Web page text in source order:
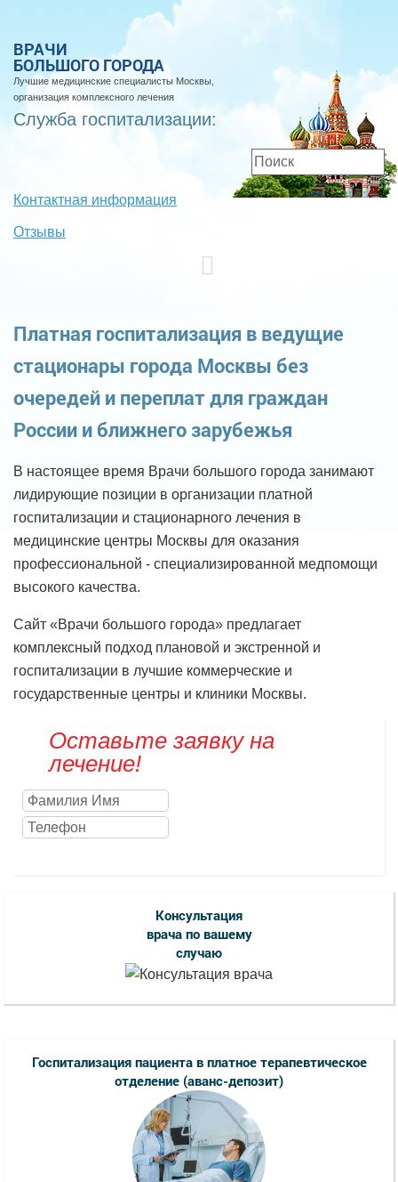
ВРАЧИ
БОЛЬШОГО ГОРОДА
Лучшие медицинские специалисты Москвы,
организация комплексного лечения
Служба госпитализации:
Контактная информация
Отзывы
Платная госпитализация в ведущие
стационары города Москвы без
очередей и переплат для граждан
России и ближнего зарубежья
В настоящее время Врачи большого города занимают
лидирующие позиции в организации платной
госпитализации и стационарного лечения в
медицинские центры Москвы для оказания
профессиональной - специализированной медпомощи
высокого качества.
Сайт «Врачи большого города» предлагает
комплексный подход плановой и экстренной и
госпитализации в лучшие коммерческие и
государственные центры и клиники Москвы.
Оставьте заявку на
лечение!
Консультация
врача по вашему
случаю
Госпитализация пациента в платное терапевтическое
отделение (аванс-депозит)